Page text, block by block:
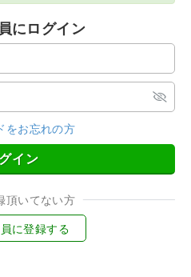
にログイン
をお忘れの方
イン
頂いてない方
に登録する